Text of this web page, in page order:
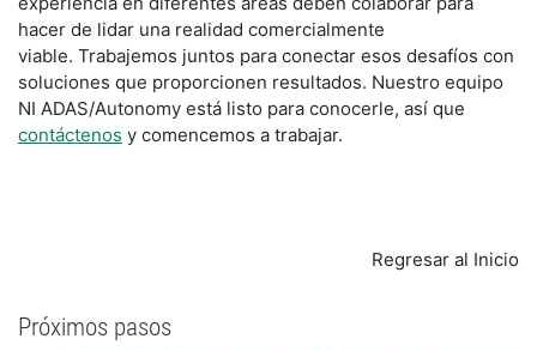
hacer de lidar una realidad comercialmente
viable. Trabajemos juntos para conectar esos desafíos con
soluciones que proporcionen resultados. Nuestro equipo
NI ADAS/Autonomy está listo para conocerle, así que
contáctenos y comencemos a trabajar.
Regresar al Inicio
Próximos pasos